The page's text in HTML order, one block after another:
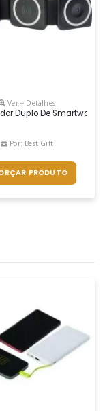
E Múltiplas
Ver + Detalhes
Duplo De
Por: Best Gift
PRODUTO